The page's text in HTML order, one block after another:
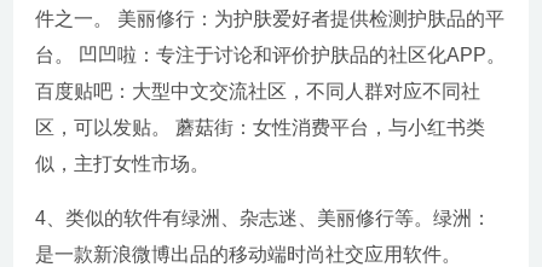
件之一。 美丽修行：为护肤爱好者提供检测护肤品的平
台。 凹凹啦：专注于讨论和评价护肤品的社区化APP。
百度贴吧：大型中文交流社区，不同人群对应不同社
区，可以发贴。 蘑菇街：女性消费平台，与小红书类
似，主打女性市场。
4、类似的软件有绿洲、杂志迷、美丽修行等。绿洲：
是一款新浪微博出品的移动端时尚社交应用软件。